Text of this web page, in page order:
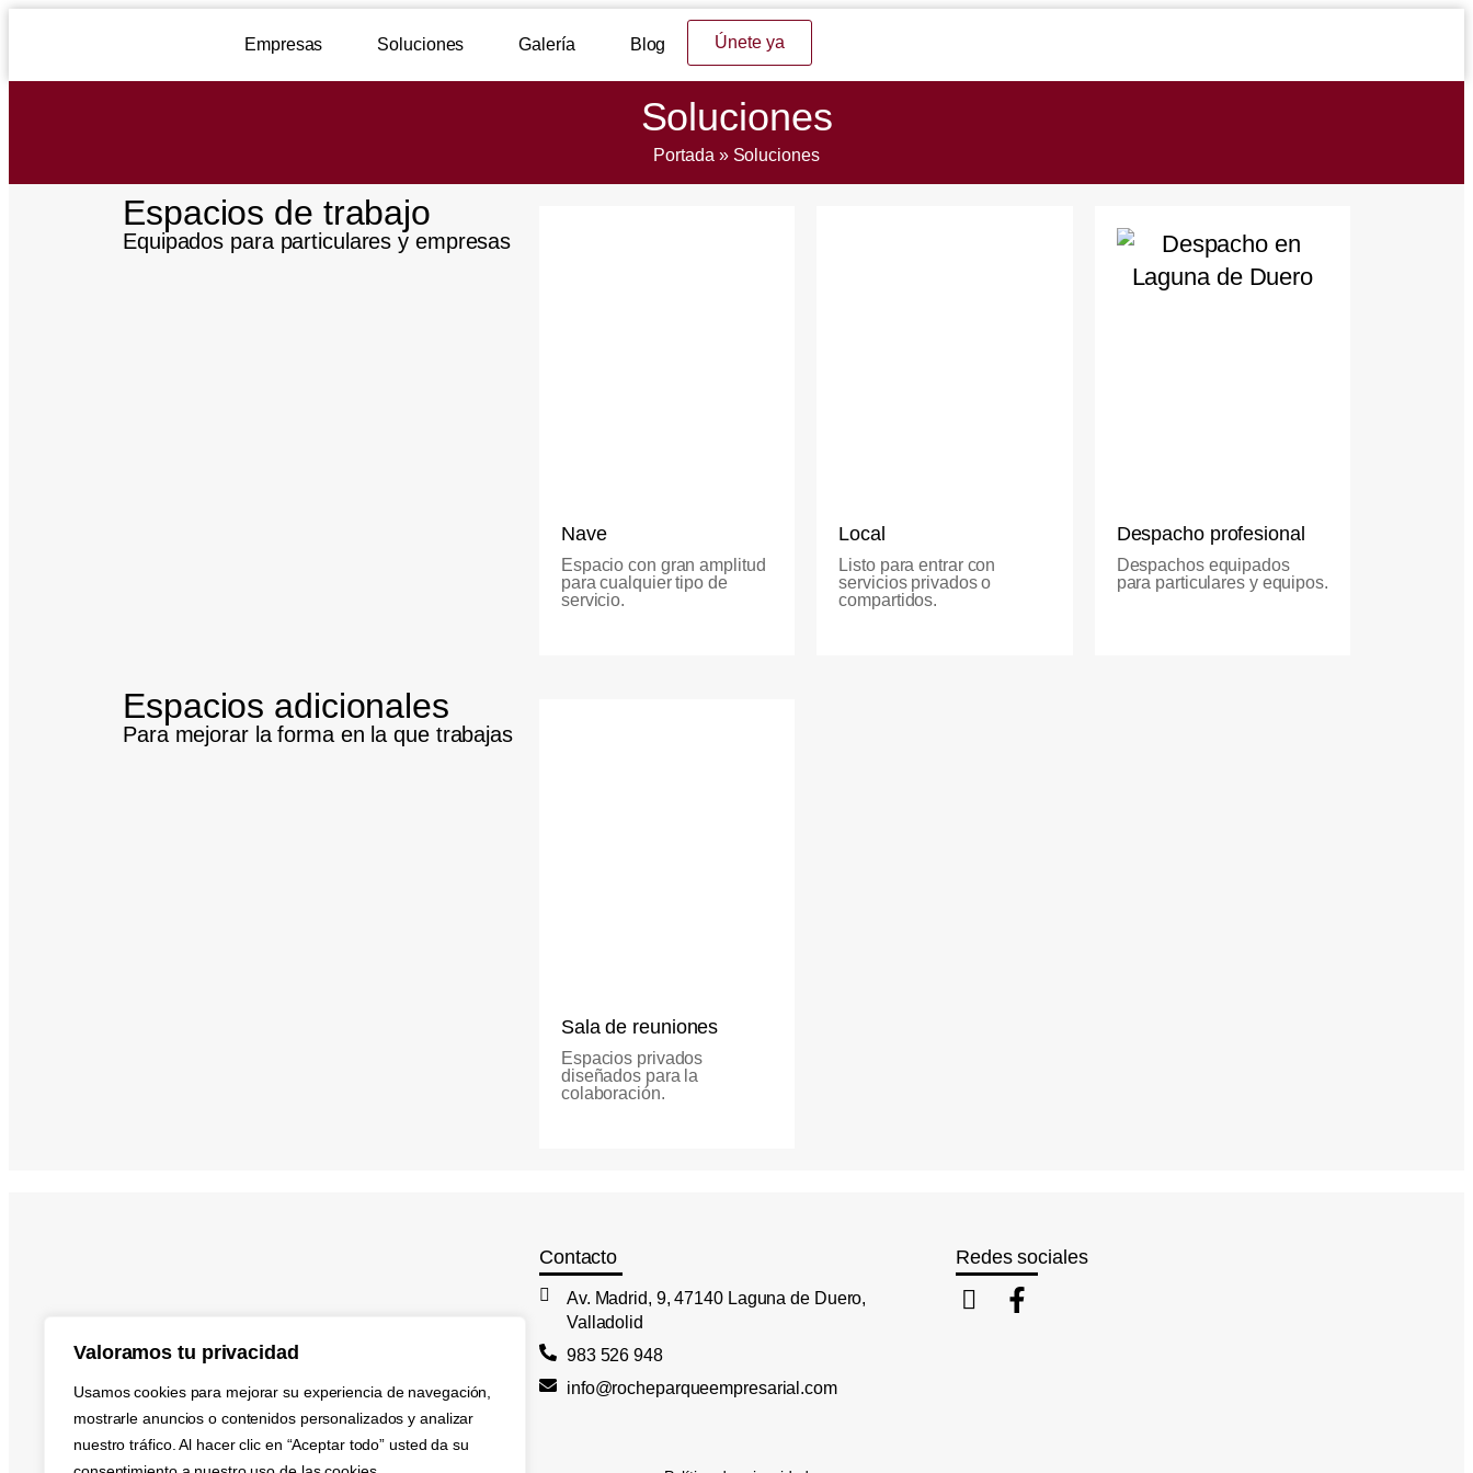
Valoramos tu privacidad
Usamos cookies para mejorar su experiencia de navegación,
mostrarle anuncios o contenidos personalizados y analizar
nuestro tráfico. Al hacer clic en “Aceptar todo” usted da su
Empresas Soluciones Galería Blog Únete ya
Soluciones
Portada » Soluciones
Espacios de trabajo
Equipados para particulares y empresas
Nave
Espacio con gran amplitud
para cualquier tipo de
servicio.
Local
Listo para entrar con
servicios privados o
compartidos.
Despacho profesional
Despachos equipados
para particulares y equipos.
Espacios adicionales
Para mejorar la forma en la que trabajas
Sala de reuniones
Espacios privados
diseñados para la
colaboración.
Contacto
Av. Madrid, 9, 47140 Laguna de Duero,
Valladolid
983 526 948
info@rocheparqueempresarial.com
Redes sociales